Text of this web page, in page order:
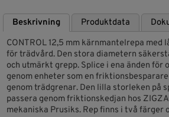
Beskrivning Produktdata
CONTROL 12,5 mm kärnmantelrepa med
för trädvård. Den stora diametern
och utmärkt grepp. Splice i ena änden för
genom enheter som en
genom trädgrenar. Den lilla storleken på
passera genom friktionskedjan hos
mekaniska Prusiks. Rep finns i två färger